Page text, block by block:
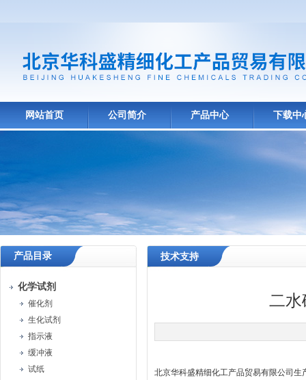
网站首页 公司简介 产品中心 下载中
产品目录
化学试剂
催化剂
生化试剂
指示液
缓冲液
试纸
技术支持
二水
北京华科盛精细化工产品贸易有限公司